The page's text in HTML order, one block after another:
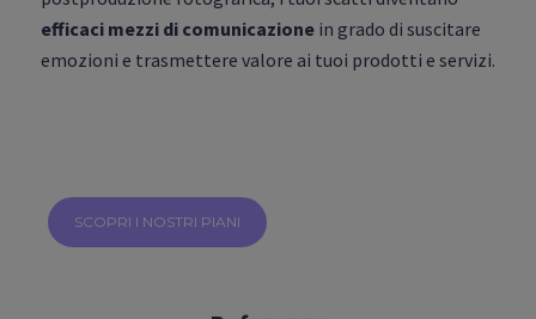
efficaci mezzi di comunicazionein grado di suscitare
emozioni e trasmettere valore ai tuoi prodotti e servizi.
SCOPRI I NOSTRI PIANI